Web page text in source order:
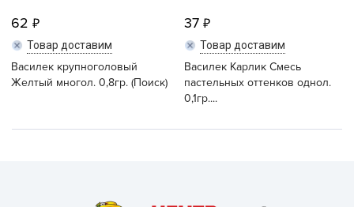
62
Товар доставим
Василек крупноголовый
Желтый многол. 0,8гр. (Поиск)
37
Товар доставим
Василек Карлик Смесь
пастельных оттенков однол.
0,1гр....